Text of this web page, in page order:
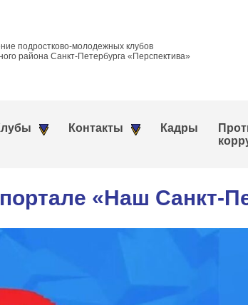
подростково-молодежных клубов
района Санкт-Петербурга «Перспектива»
Контакты Кадры
«Наш Санкт-